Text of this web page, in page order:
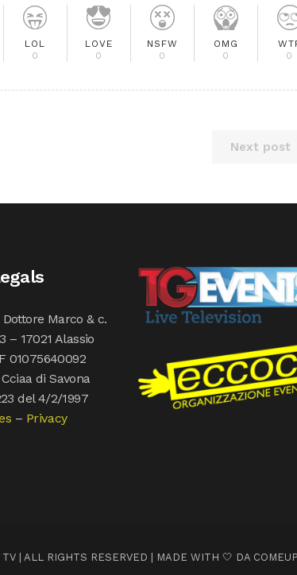
LOL
0
LOVE
0
NSFW
0
OMG
0
0
Next post
Marco & c.
– 17021 Alassio
01075640092
di Savona
del 4/2/1997
– Privacy
| ALL RIGHTS RESERVED | MADE WITH 🤍 DA